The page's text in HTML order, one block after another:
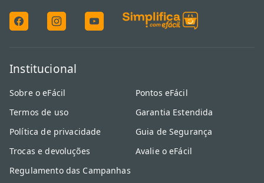
Institucional
Sobre o eFácil
Termos de uso
Política de privacidade
Trocas e devoluções
Regulamento das Campanhas
Pontos eFácil
Garantia Estendida
Guia de Segurança
Avalie o eFácil